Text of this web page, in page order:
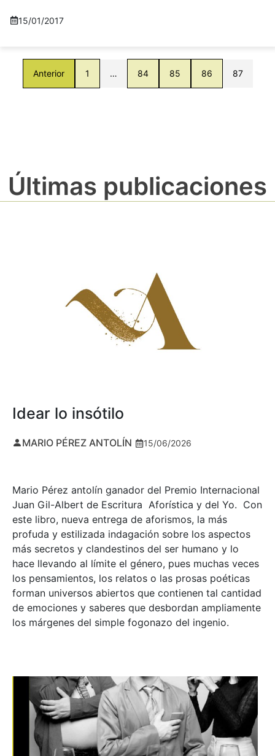
15/01/2017
Anterior 1 … 84 85 86 87
Últimas publicaciones
Idear lo insótilo
MARIO PÉREZ ANTOLÍN 15/06/2026
Mario Pérez antolín ganador del Premio Internacional
Juan Gil-Albert de Escritura Aforística y del Yo. Con
este libro, nueva entrega de aforismos, la más
profuda y estilizada indagación sobre los aspectos
más secretos y clandestinos del ser humano y lo
hace llevando al límite el género, pues muchas veces
los pensamientos, los relatos o las prosas poéticas
forman universos abiertos que contienen tal cantidad
de emociones y saberes que desbordan ampliamente
los márgenes del simple fogonazo del ingenio.